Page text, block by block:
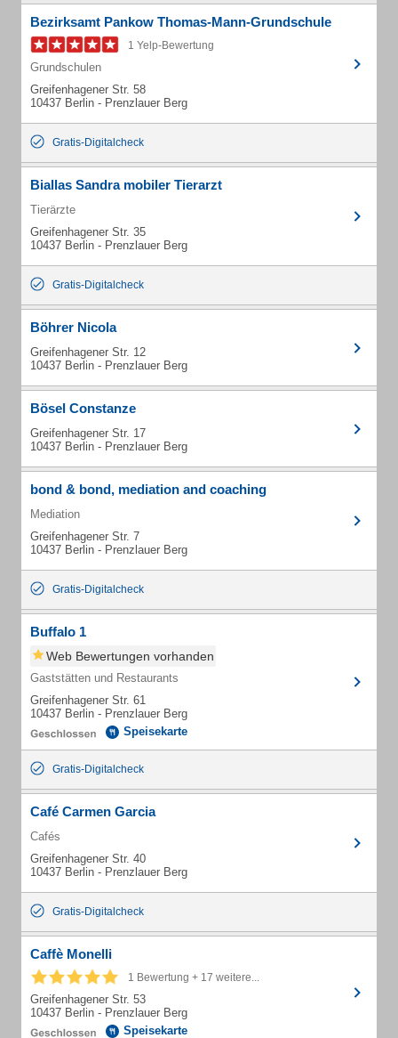
Bezirksamt Pankow Thomas-Mann-Grundschule
1 Yelp-Bewertung
Grundschulen
Greifenhagener Str. 58
10437 Berlin - Prenzlauer Berg
Gratis-Digitalcheck
Biallas Sandra mobiler Tierarzt
Tierärzte
Greifenhagener Str. 35
10437 Berlin - Prenzlauer Berg
Gratis-Digitalcheck
Böhrer Nicola
Greifenhagener Str. 12
10437 Berlin - Prenzlauer Berg
Bösel Constanze
Greifenhagener Str. 17
10437 Berlin - Prenzlauer Berg
bond & bond, mediation and coaching
Mediation
Greifenhagener Str. 7
10437 Berlin - Prenzlauer Berg
Gratis-Digitalcheck
Buffalo 1
Web Bewertungen vorhanden
Gaststätten und Restaurants
Greifenhagener Str. 61
10437 Berlin - Prenzlauer Berg
Speisekarte
Gratis-Digitalcheck
Café Carmen Garcia
Cafés
Greifenhagener Str. 40
10437 Berlin - Prenzlauer Berg
Gratis-Digitalcheck
Caffè Monelli
1 Bewertung + 17 weitere...
Greifenhagener Str. 53
10437 Berlin - Prenzlauer Berg
Speisekarte